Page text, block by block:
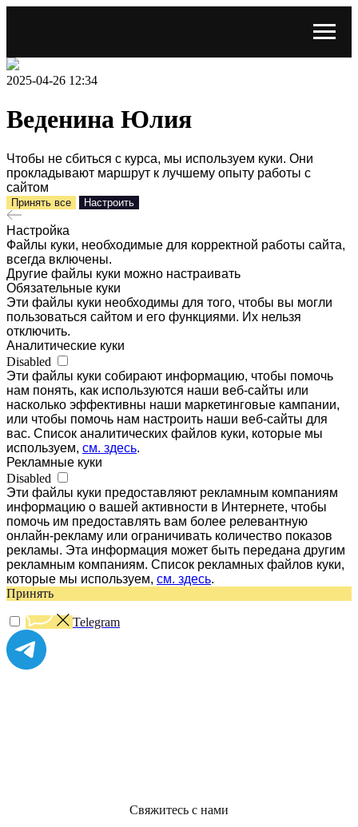
2025-04-26 12:34
Веденина Юлия
Чтобы не сбиться с курса, мы используем куки. Они
прокладывают маршрут к лучшему опыту работы с
сайтом
Принять все Настроить
Настройка
Файлы куки, необходимые для корректной работы сайта,
всегда включены.
Другие файлы куки можно настраивать
Обязательные куки
Эти файлы куки необходимы для того, чтобы вы могли
пользоваться сайтом и его функциями. Их нельзя
отключить.
Аналитические куки
Disabled
Эти файлы куки собирают информацию, чтобы помочь
нам понять, как используются наши веб-сайты или
насколько эффективны наши маркетинговые кампании,
или чтобы помочь нам настроить наши веб-сайты для
вас. Список аналитических файлов куки, которые мы
используем, см. здесь.
Рекламные куки
Disabled
Эти файлы куки предоставляют рекламным компаниям
информацию о вашей активности в Интернете, чтобы
помочь им предоставлять вам более релевантную
онлайн-рекламу или ограничивать количество показов
рекламы. Эта информация может быть передана другим
рекламным компаниям. Список рекламных файлов куки,
которые мы используем, см. здесь.
Принять
Telegram
Свяжитесь с нами